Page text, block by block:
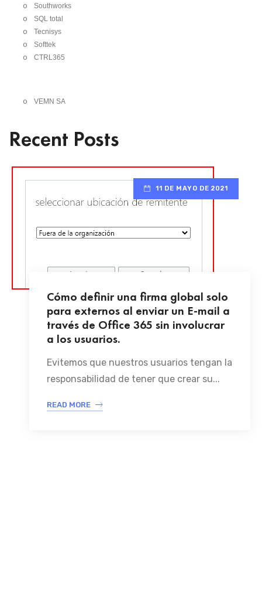
o Southworks
o SQL total
o Tecnisys
o Softtek
o CTRL365
o VEMN SA
Recent Posts
11 DE MAYO DE 2021
Cómo definir una firma global solo
para externos al enviar un E-mail a
través de Office 365 sin involucrar
a los usuarios.
Evitemos que nuestros usuarios tengan la
responsabilidad de tener que crear su...
READ MORE